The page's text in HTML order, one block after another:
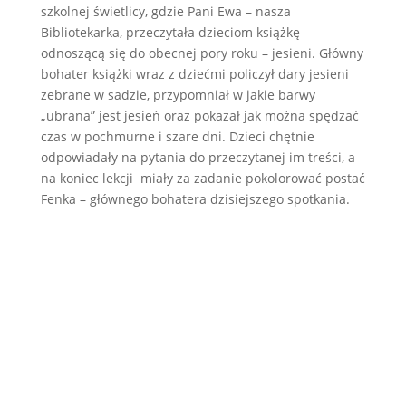
szkolnej świetlicy, gdzie Pani Ewa – nasza
Bibliotekarka, przeczytała dzieciom książkę
odnoszącą się do obecnej pory roku – jesieni. Główny
bohater książki wraz z dziećmi policzył dary jesieni
zebrane w sadzie, przypomniał w jakie barwy
„ubrana” jest jesień oraz pokazał jak można spędzać
czas w pochmurne i szare dni. Dzieci chętnie
odpowiadały na pytania do przeczytanej im treści, a
na koniec lekcji miały za zadanie pokolorować postać
Fenka – głównego bohatera dzisiejszego spotkania.